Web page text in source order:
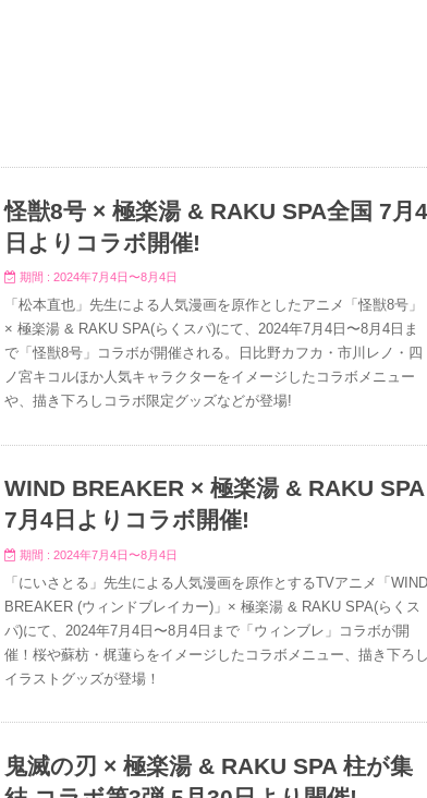
怪獣8号 × 極楽湯 & RAKU SPA全国 7月4
日よりコラボ開催!
期間 : 2024年7月4日〜8月4日
「松本直也」先生による人気漫画を原作としたアニメ「怪獣8号」
× 極楽湯 & RAKU SPA(らくスパ)にて、2024年7月4日〜8月4日ま
で「怪獣8号」コラボが開催される。日比野カフカ・市川レノ・四
ノ宮キコルほか人気キャラクターをイメージしたコラボメニュー
や、描き下ろしコラボ限定グッズなどが登場!
WIND BREAKER × 極楽湯 & RAKU SPA
7月4日よりコラボ開催!
期間 : 2024年7月4日〜8月4日
「にいさとる」先生による人気漫画を原作とするTVアニメ「WIND
BREAKER (ウィンドブレイカー)」× 極楽湯 & RAKU SPA(らくス
パ)にて、2024年7月4日〜8月4日まで「ウィンブレ」コラボが開
催！桜や蘇枋・梶蓮らをイメージしたコラボメニュー、描き下ろし
イラストグッズが登場！
鬼滅の刃 × 極楽湯 & RAKU SPA 柱が集